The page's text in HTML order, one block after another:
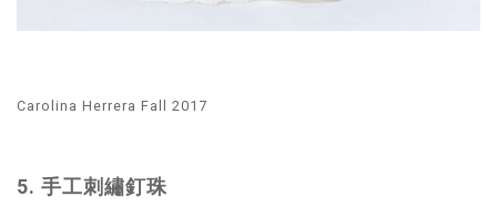
Carolina Herrera Fall 2017
5. 手工刺繡釘珠